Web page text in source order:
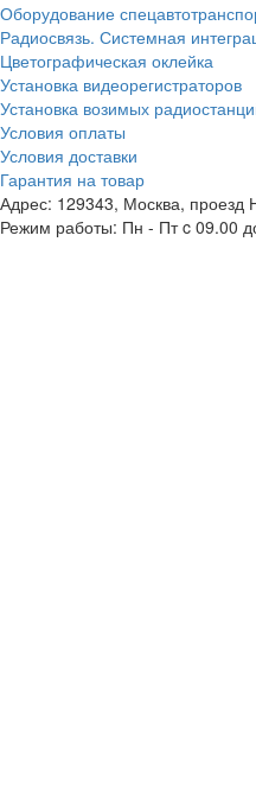
Оборудование
Радиосвязь. Системная
Цветографическая оклейка
Установка видеорегистраторов
Установка возимых
Условия оплаты
Условия доставки
Гарантия на товар
Адрес: 129343, Москва, проезд
Режим работы: Пн - Пт c 09.00